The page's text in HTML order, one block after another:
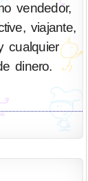
vendedor,
viajante,
cualquier
dinero.